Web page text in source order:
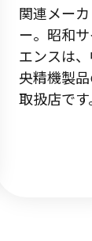
関連メーカ
ー。昭和サ
エンスは
央精機製
取扱店です